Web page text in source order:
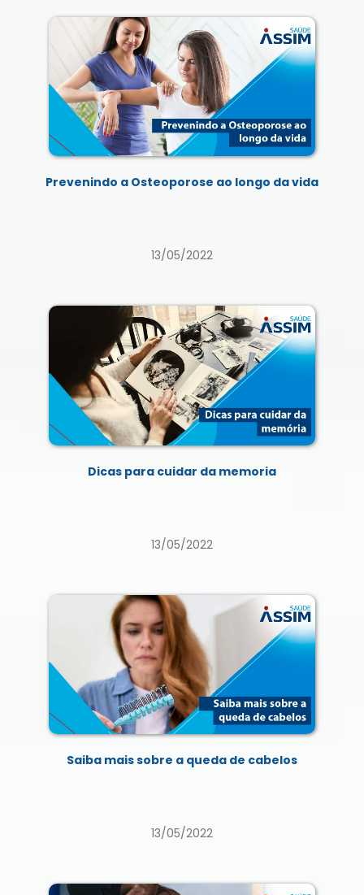
Prevenindo a Osteoporose ao longo da vida
13/05/2022
Dicas para cuidar da memoria
13/05/2022
Saiba mais sobre a queda de cabelos
13/05/2022